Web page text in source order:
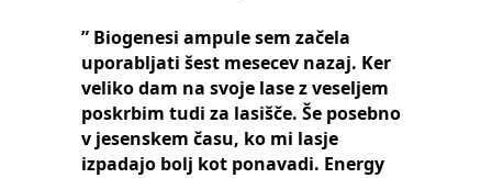
” Biogenesi ampule sem začela
uporabljati šest mesecev nazaj. Ker
veliko dam na svoje lase z veseljem
poskrbim tudi za lasišče. Še posebno
v jesenskem času, ko mi lasje
izpadajo bolj kot ponavadi. Energy